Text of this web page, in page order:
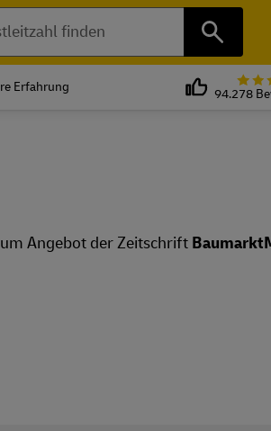
Suchen
Erfahrung
94.278
Angebot der Zeitschrift